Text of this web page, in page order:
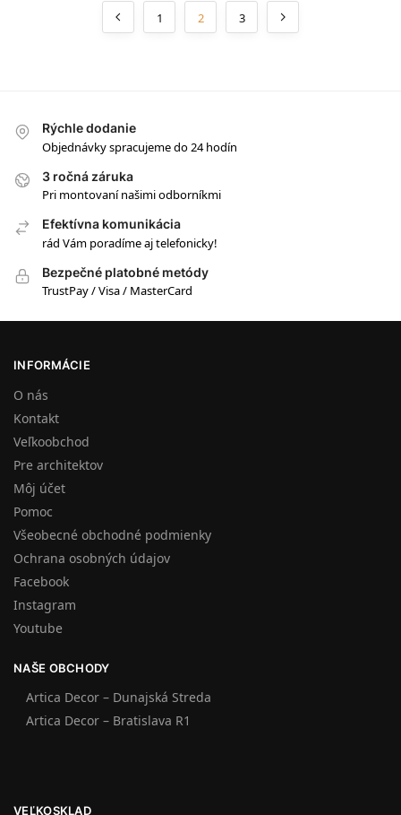
1 2 3
Rýchle dodanie
Objednávky spracujeme do 24 hodín
3 ročná záruka
Pri montovaní našimi odborníkmi
Efektívna komunikácia
rád Vám poradíme aj telefonicky!
Bezpečné platobné metódy
TrustPay / Visa / MasterCard
INFORMÁCIE
O nás
Kontakt
Veľkoobchod
Pre architektov
Môj účet
Pomoc
Všeobecné obchodné podmienky
Ochrana osobných údajov
Facebook
Instagram
Youtube
NAŠE OBCHODY
Artica Decor – Dunajská Streda
Artica Decor – Bratislava R1
VEĽKOSKLAD